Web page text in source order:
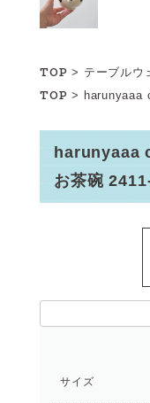
TOP > テーブルウ
TOP > harunyaaa
harunyaaa
お茶碗
サイズ